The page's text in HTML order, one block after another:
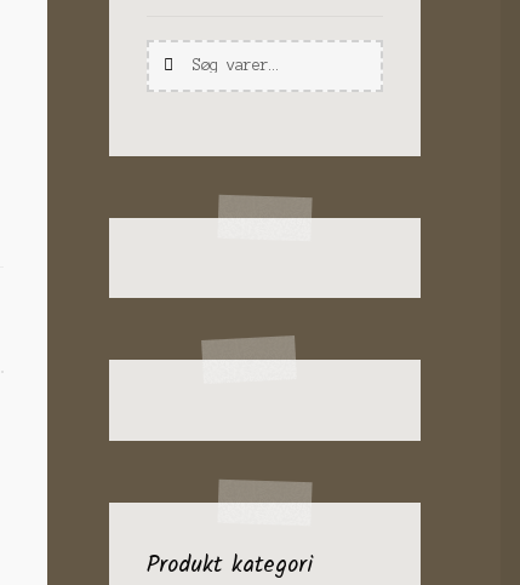
Søg
efter:
Søg
Produkt kategori